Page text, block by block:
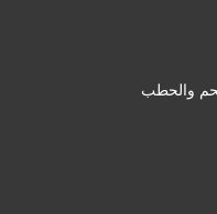
والحطب